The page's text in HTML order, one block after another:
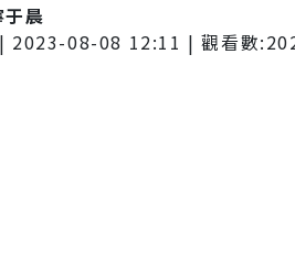
于晨
| 2023-08-08 12:11 | 觀看數: